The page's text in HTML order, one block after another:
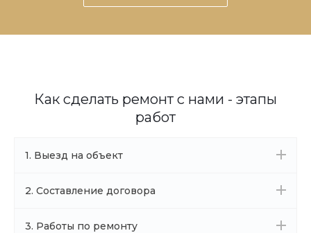
Как сделать ремонт с нами - этапы
работ
1. Выезд на объект
2. Составление договора
3. Работы по ремонту